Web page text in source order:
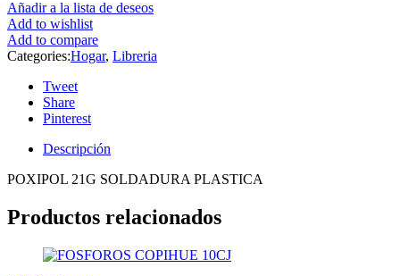
Añadir a la lista de deseos
Add to wishlist
Add to compare
Categories:Hogar, Libreria
Tweet
Share
Pinterest
Descripción
POXIPOL 21G SOLDADURA PLASTICA
Productos relacionados